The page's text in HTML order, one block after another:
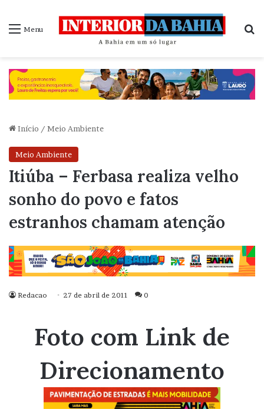
Menu
Início / Meio Ambiente
Meio Ambiente
Itiúba – Ferbasa realiza velho
sonho do povo e fatos
estranhos chamam atenção
Redacao 27 de abril de 2011 0
Foto com Link de
Direcionamento